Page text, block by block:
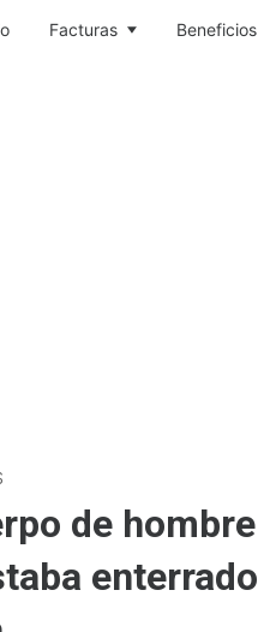
Facturas
de